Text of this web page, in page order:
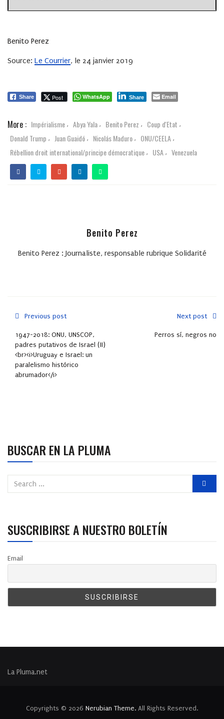
Benito Perez
Source: Le Courrier, le 24 janvier 2019
Share Post WhatsApp Share Email
More : Impérialisme , Abya Yala , Benito Perez , Coup d'Etat ,
Donald Trump , Juan Guaidó , Nicolás Maduro , ONU/CEELA ,
Rébellion droit international/principe démocratique , USA , Venezuela
Benito Perez
Benito Perez : Journaliste, responsable rubrique Solidarité
Previous post
1947-2018: ONU, UNSCOP,
padres putativos de Israel (II)
<br><i>Uruguay e Israel: un
paralelismo histórico
abrumador</i>
Next post
Perros sí, negros no
BUSCAR EN LA PLUMA
SUSCRIBIRSE A NUESTRO BOLETÍN
Email
La Pluma.net
Copyrights © 2026 Nerubian Theme. All Rights Reserved.